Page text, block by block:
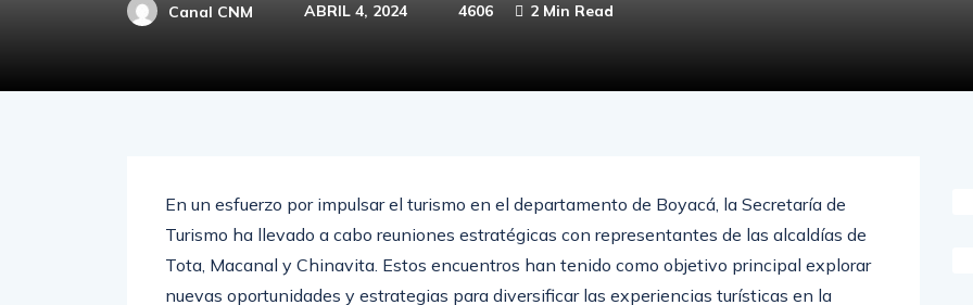
Canal CNM ABRIL 4, 2024 4606 2 Min Read
En un esfuerzo por impulsar el turismo en el departamento de Boyacá, la Secretaría de
Turismo ha llevado a cabo reuniones estratégicas con representantes de las alcaldías de
Tota, Macanal y Chinavita. Estos encuentros han tenido como objetivo principal explorar
nuevas oportunidades y estrategias para diversificar las experiencias turísticas en la